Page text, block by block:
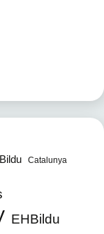
Bildu Catalunya
EHBildu